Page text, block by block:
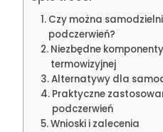
Czy można
podczerwień?
Niezbędne
termowizyjnej
Alternatywy dla
Praktyczne
podczerwień
Wnioski i zalecenia